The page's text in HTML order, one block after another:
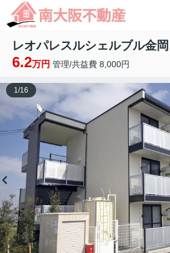
レオパレスルシェルブル金
6.2万円 管理/共益費 8,000円
1/16